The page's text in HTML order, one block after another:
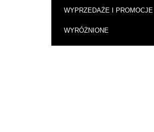
WYPRZEDAŻE I PROMOCJE
WYRÓŻNIONE